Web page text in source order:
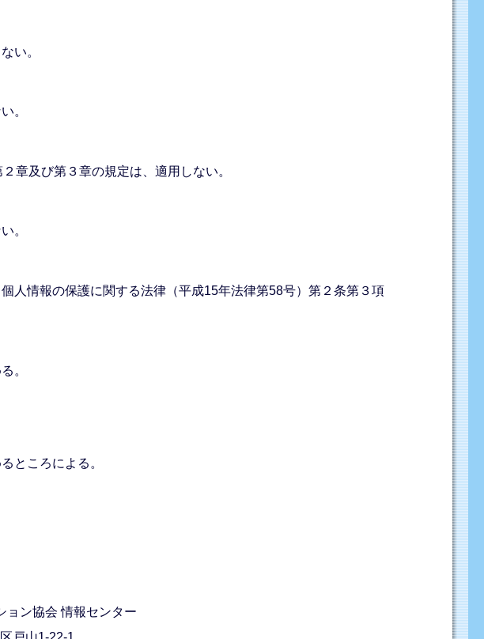
い。
。
章及び第３章の規定は、適用しない。
。
人情報の保護に関する法律（平成15年法律第58号）第２条第３項
。
ところによる。
ン協会 情報センター